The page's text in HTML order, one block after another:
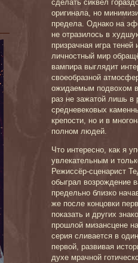
сделать сиквел
оригинала, но
предела. Однако на
не отразилось в
призрачная игра теней
личностный мир
вампира выглядит
своеобразной
ожидаемым подвохом
раз не зажатой лишь в
средневековых
крепости, но и в
полном людей.
Что интересно, как я
увлекательным и
Режиссёр-сценарист
обыграл возрождение
предельно близко
же после концовки
показать и других
прошлой мизансцене
серия сливается в
первой, развивая
духе мрачной